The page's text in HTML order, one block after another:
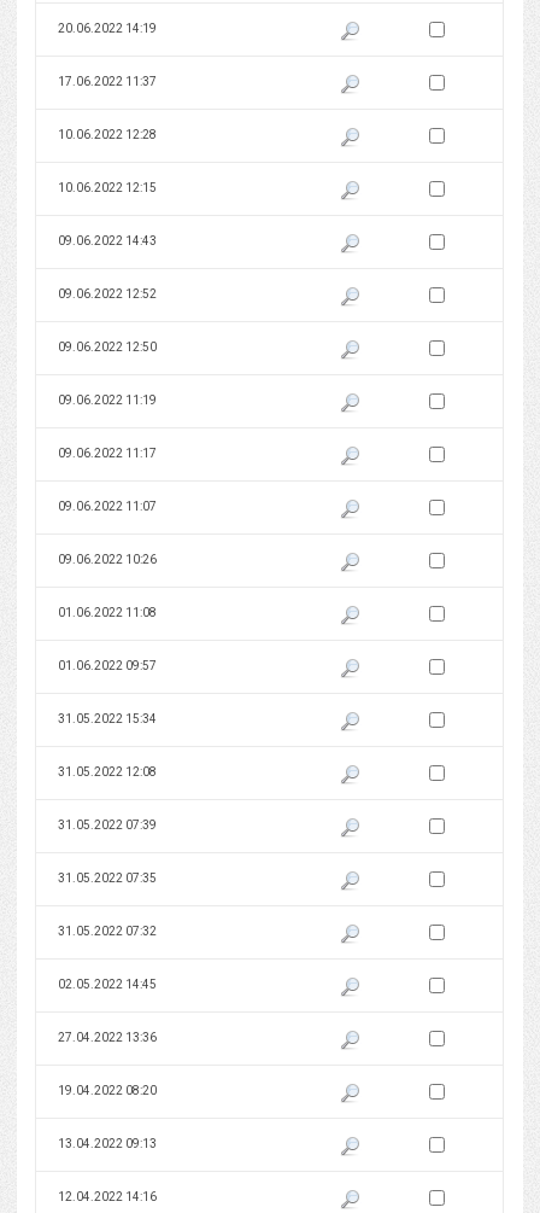
20.06.2022 14:19 Pokaż podgląd wersji z dnia
Zaznacz wersję do
17.06.2022 11:37 Pokaż podgląd wersji z dnia
Zaznacz wersję do
10.06.2022 12:28 Pokaż podgląd wersji z dnia
Zaznacz wersję do
10.06.2022 12:15 Pokaż podgląd wersji z dnia
Zaznacz wersję do
09.06.2022 14:43 Pokaż podgląd wersji z dnia
Zaznacz wersję do
09.06.2022 12:52 Pokaż podgląd wersji z dnia
Zaznacz wersję do
09.06.2022 12:50 Pokaż podgląd wersji z dnia
Zaznacz wersję do
09.06.2022 11:19 Pokaż podgląd wersji z dnia
Zaznacz wersję do
09.06.2022 11:17 Pokaż podgląd wersji z dnia
Zaznacz wersję do
09.06.2022 11:07 Pokaż podgląd wersji z dnia
Zaznacz wersję do
09.06.2022 10:26 Pokaż podgląd wersji z dnia
Zaznacz wersję do
01.06.2022 11:08 Pokaż podgląd wersji z dnia
Zaznacz wersję do
01.06.2022 09:57 Pokaż podgląd wersji z dnia
Zaznacz wersję do
31.05.2022 15:34 Pokaż podgląd wersji z dnia
Zaznacz wersję do
31.05.2022 12:08 Pokaż podgląd wersji z dnia
Zaznacz wersję do
31.05.2022 07:39 Pokaż podgląd wersji z dnia
Zaznacz wersję do
31.05.2022 07:35 Pokaż podgląd wersji z dnia
Zaznacz wersję do
31.05.2022 07:32 Pokaż podgląd wersji z dnia
Zaznacz wersję do
02.05.2022 14:45 Pokaż podgląd wersji z dnia
Zaznacz wersję do
27.04.2022 13:36 Pokaż podgląd wersji z dnia
Zaznacz wersję do
19.04.2022 08:20 Pokaż podgląd wersji z dnia
Zaznacz wersję do
13.04.2022 09:13 Pokaż podgląd wersji z dnia
Zaznacz wersję do
12.04.2022 14:16 Pokaż podgląd wersji z dnia
Zaznacz wersję do